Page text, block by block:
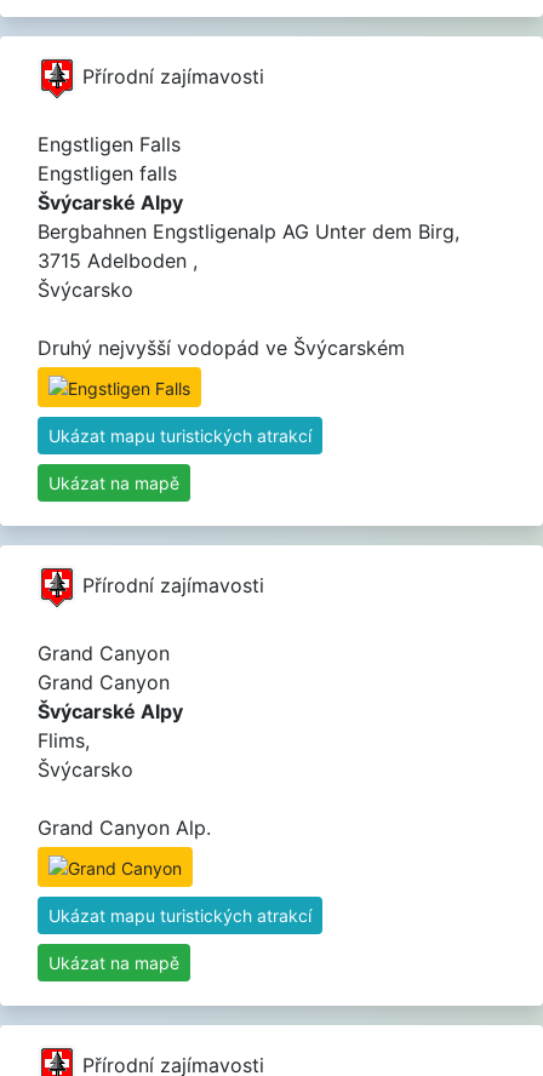
Přírodní zajímavosti
Engstligen Falls
Engstligen falls
Švýcarské Alpy
Bergbahnen Engstligenalp AG Unter dem Birg,
3715 Adelboden ,
Švýcarsko
Druhý nejvyšší vodopád ve Švýcarském
Ukázat mapu turistických atrakcí
Ukázat na mapě
Přírodní zajímavosti
Grand Canyon
Grand Canyon
Švýcarské Alpy
Flims,
Švýcarsko
Grand Canyon Alp.
Ukázat mapu turistických atrakcí
Ukázat na mapě
Přírodní zajímavosti